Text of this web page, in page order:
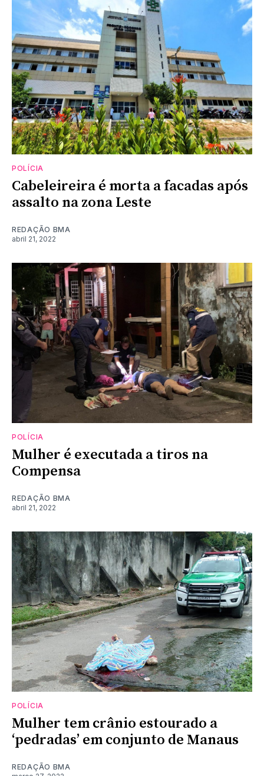
POLÍCIA
Cabeleireira é morta a facadas após
assalto na zona Leste
REDAÇÃO BMA
abril 21, 2022
POLÍCIA
Mulher é executada a tiros na
Compensa
REDAÇÃO BMA
abril 21, 2022
POLÍCIA
Mulher tem crânio estourado a
‘pedradas’ em conjunto de Manaus
REDAÇÃO BMA